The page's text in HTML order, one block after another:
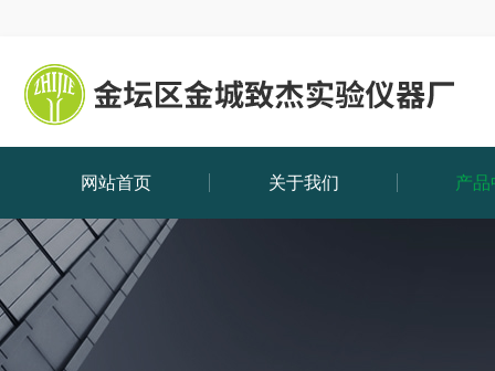
网站首页 关于我们 产品